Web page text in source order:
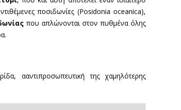
ποσιδωνίες (Posidonia oceanica),
που απλώνονται στον πυθμένα όλης
ααντιπροσωπευτική της χαμηλότερης